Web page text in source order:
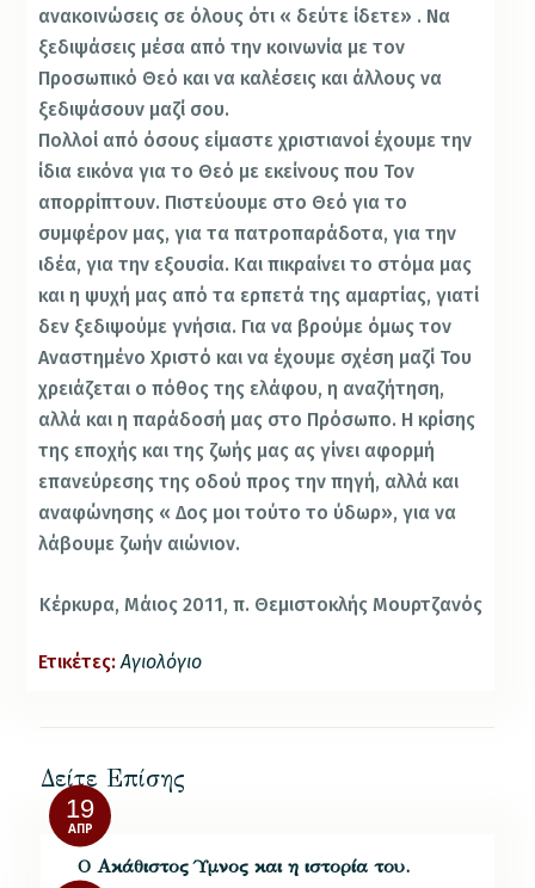
ανακοινώσεις σε όλους ότι « δεύτε ίδετε» . Να
ξεδιψάσεις μέσα από την κοινωνία με τον
Προσωπικό Θεό και να καλέσεις και άλλους να
ξεδιψάσουν μαζί σου.
Πολλοί από όσους είμαστε χριστιανοί έχουμε την
ίδια εικόνα για το Θεό με εκείνους που Τον
απορρίπτουν. Πιστεύουμε στο Θεό για το
συμφέρον μας, για τα πατροπαράδοτα, για την
ιδέα, για την εξουσία. Και πικραίνει το στόμα μας
και η ψυχή μας από τα ερπετά της αμαρτίας, γιατί
δεν ξεδιψούμε γνήσια. Για να βρούμε όμως τον
Αναστημένο Χριστό και να έχουμε σχέση μαζί Του
χρειάζεται ο πόθος της ελάφου, η αναζήτηση,
αλλά και η παράδοσή μας στο Πρόσωπο. Η κρίσης
της εποχής και της ζωής μας ας γίνει αφορμή
επανεύρεσης της οδού προς την πηγή, αλλά και
αναφώνησης « Δος μοι τούτο το ύδωρ», για να
λάβουμε ζωήν αιώνιον.
Κέρκυρα, Μάιος 2011,π. Θεμιστοκλής Μουρτζανός
Ετικέτες: Αγιολόγιο
Δείτε Επίσης
19
ΑΠΡ
Ο Ακάθιστος Ύμνος και η ιστορία του.